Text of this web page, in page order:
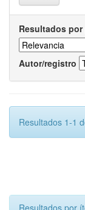
Resultados
Autor/registro
Resultados 1-1
Resultados por